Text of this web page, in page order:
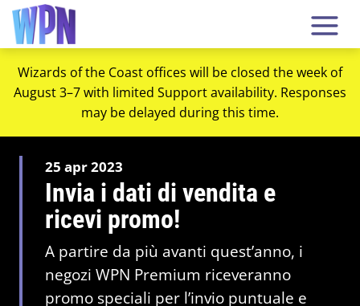
Wizards of the Coast offices will be closed the week of
August 3–7 with limited Support availability. Responses
may be delayed during this time.
25 apr 2023
Invia i dati di vendita e
ricevi promo!
A partire da più avanti quest’anno, i
negozi WPN Premium riceveranno
promo speciali per l’invio puntuale e